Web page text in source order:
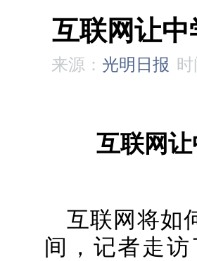
互联网让
来源： 光明日报
互联网
互联网将如
间，记者走